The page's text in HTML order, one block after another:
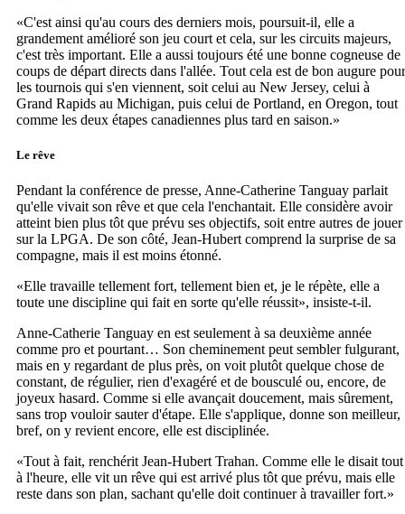
«C'est ainsi qu'au cours des derniers mois, poursuit-il, elle a
grandement amélioré son jeu court et cela, sur les circuits majeurs,
c'est très important. Elle a aussi toujours été une bonne cogneuse de
coups de départ directs dans l'allée. Tout cela est de bon augure pour
les tournois qui s'en viennent, soit celui au New Jersey, celui à
Grand Rapids au Michigan, puis celui de Portland, en Oregon, tout
comme les deux étapes canadiennes plus tard en saison.»
Le rêve
Pendant la conférence de presse, Anne-Catherine Tanguay parlait
qu'elle vivait son rêve et que cela l'enchantait. Elle considère avoir
atteint bien plus tôt que prévu ses objectifs, soit entre autres de jouer
sur la LPGA. De son côté, Jean-Hubert comprend la surprise de sa
compagne, mais il est moins étonné.
«Elle travaille tellement fort, tellement bien et, je le répète, elle a
toute une discipline qui fait en sorte qu'elle réussit», insiste-t-il.
Anne-Catherie Tanguay en est seulement à sa deuxième année
comme pro et pourtant… Son cheminement peut sembler fulgurant,
mais en y regardant de plus près, on voit plutôt quelque chose de
constant, de régulier, rien d'exagéré et de bousculé ou, encore, de
joyeux hasard. Comme si elle avançait doucement, mais sûrement,
sans trop vouloir sauter d'étape. Elle s'applique, donne son meilleur,
bref, on y revient encore, elle est disciplinée.
«Tout à fait, renchérit Jean-Hubert Trahan. Comme elle le disait tout
à l'heure, elle vit un rêve qui est arrivé plus tôt que prévu, mais elle
reste dans son plan, sachant qu'elle doit continuer à travailler fort.»